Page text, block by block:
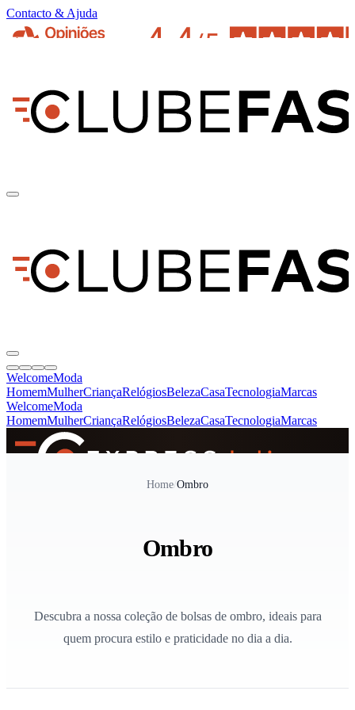
Contacto & Ajuda
WelcomeModa
HomemMulherCriançaRelógiosBelezaCasaTecnologiaMarcas
WelcomeModa
HomemMulherCriançaRelógiosBelezaCasaTecnologiaMarcas
Home/Ombro
Ombro
Descubra a nossa coleção de bolsas de ombro, ideais para
quem procura estilo e praticidade no dia a dia.